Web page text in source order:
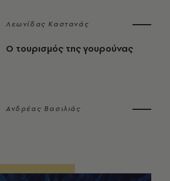
Λεωνίδας Καστανάς
Ο τουρισμός της γουρούνας
Ανδρέας Βασιλιάς